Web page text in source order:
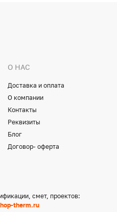
О НАС
Доставка и оплата
О компании
Контакты
Реквизиты
Блог
Договор- оферта
смет, проектов:
therm.ru